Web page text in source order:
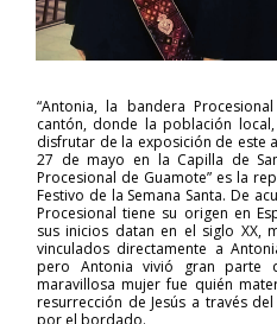
“Antonia, la bandera
cantón, donde la población
disfrutar de la exposición de este
27 de mayo en la Capilla de
Procesional de Guamote” es la
Festivo de la Semana Santa. De
Procesional tiene su origen en
sus inicios datan en el siglo XX,
vinculados directamente a
pero Antonia vivió gran parte
maravillosa mujer fue quién
resurrección de Jesús a través